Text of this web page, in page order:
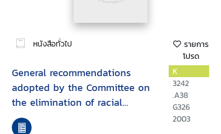
หนังสือทั่วไป
รายการ
โปรด
General recommendations
adopted by the Committee on
the elimination of racial
discrimination
K
3242
.A38
G326
2003